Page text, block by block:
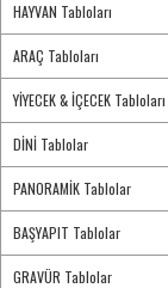
HAYVAN Tabloları
ARAÇ Tabloları
YİYECEK & İÇECEK Tabloları
DİNİ Tablolar
PANORAMİK Tablolar
BAŞYAPIT Tablolar
GRAVÜR Tablolar